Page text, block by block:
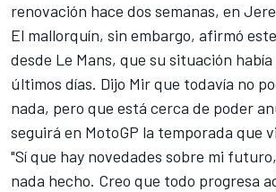
renovación hace dos semanas, en
El mallorquín, sin embargo, afirmó
desde Le Mans, que su situación
últimos días. Dijo Mir que todavía no
nada, pero que está cerca de poder
seguirá en MotoGP la temporada que
"Sí que hay novedades sobre mi
nada hecho. Creo que todo progresa